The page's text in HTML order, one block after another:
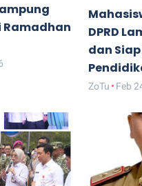
Ramadhan
DPRD
dan
ZoTu Feb